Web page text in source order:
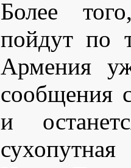
Более
пойдут по
Армения
сообщения
и